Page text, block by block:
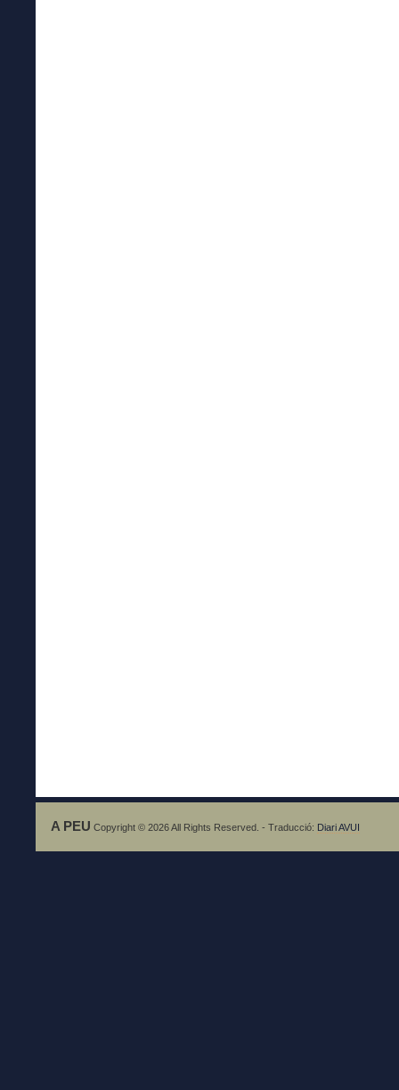
A PEU Copyright © 2026 All Rights Reserved. - Traducció: Diari AVUI